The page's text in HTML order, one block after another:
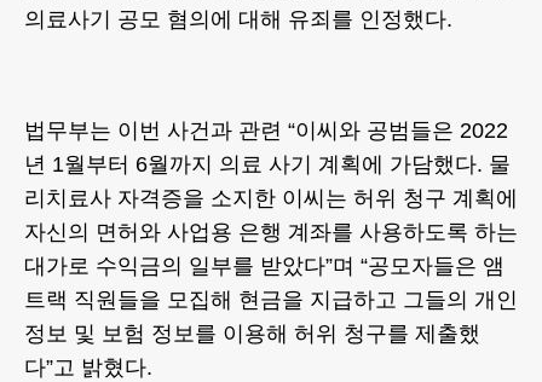
의료사기 공모 혐의에 대해 유죄를 인정했다.
법무부는 이번 사건과 관련 “이씨와 공범들은 2022
년 1월부터 6월까지 의료 사기 계획에 가담했다. 물
리치료사 자격증을 소지한 이씨는 허위 청구 계획에
자신의 면허와 사업용 은행 계좌를 사용하도록 하는
대가로 수익금의 일부를 받았다”며 “공모자들은 앰
트랙 직원들을 모집해 현금을 지급하고 그들의 개인
정보 및 보험 정보를 이용해 허위 청구를 제출했
다”고 밝혔다.